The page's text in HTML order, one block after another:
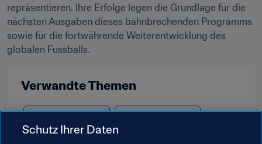
repräsentieren. Ihre Erfolge legen die Grundlage für die
nächsten Ausgaben dieses bahnbrechenden Programms
sowie für die fortwährende Weiterentwicklung des
globalen Fussballs.
Verwandte Themen
Bildungsinitiativen Mitgliedsverbände
Schutz Ihrer Daten